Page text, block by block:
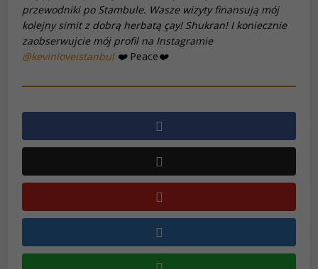
przewodniki po Stambule. Wasze wizyty finansują mój
kolejnysimitz dobrą herbatą çay! Shukran! I koniecznie
zaobserwujcie mój profil na Instagramie
@kevinloveistanbul❤️Peace❤️